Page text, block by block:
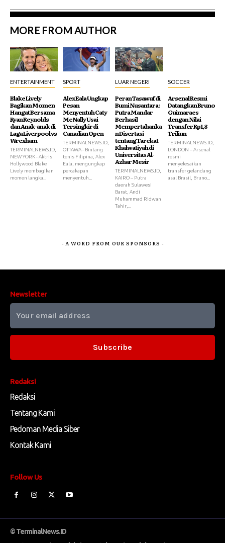
MORE FROM AUTHOR
ENTERTAINMENT
Blake Lively
Bagikan Momen
Hangat Bersama
Ryan Reynolds
dan Anak-anak di
Laga Liverpool vs
Wrexham
TERMINALNEWS.ID,
NEW YORK - Aktris
Hollywood Blake
Lively membagikan
momen langka...
SPORT
Alex Eala Ungkap
Pesan
Menyentuh Caty
McNally Usai
Tersingkir di
Canadian Open
TERMINALNEWS.ID,
OTTAWA - Bintang
tenis Filipina, Alex
Eala, mengungkap
percakapan
menyentuh...
LUAR NEGERI
Peran Tasawuf di
Bumi Nusantara:
Putra Mandar
Berhasil
Mempertahanka
n Disertasi
tentang Tarekat
Khalwatiyah di
Universitas Al-
Azhar Mesir
TERMINALNEWS.ID,
KAIRO – Putra
daerah Sulawesi
Barat, Andi
Muhammad Ridwan
Tahir,...
SOCCER
Arsenal Resmi
Datangkan Bruno
Guimaraes
dengan Nilai
Transfer Rp1,8
Triliun
TERMINALNEWS.ID,
LONDON – Arsenal
resmi
menyelesaikan
transfer gelandang
asal Brasil, Bruno...
- A WORD FROM OUR SPONSORS -
Redaksi
Redaksi
Tentang Kami
Pedoman Media Siber
Kontak Kami
Follow Us
Newsletter
Subscribe
© TerminalNews.ID